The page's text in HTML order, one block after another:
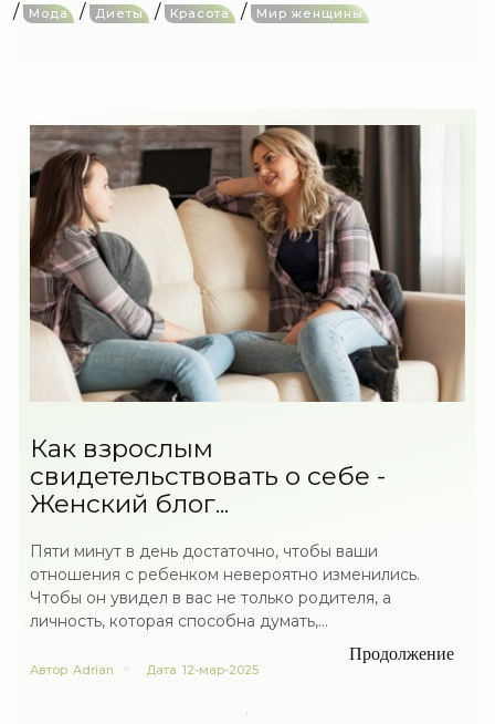
/ Мода / Диеты / Красота / Мир женщины
Как взрослым
свидетельствовать о себе -
Женский блог...
Пяти минут в день достаточно, чтобы ваши
отношения с ребенком невероятно изменились.
Чтобы он увидел в вас не только родителя, а
личность, которая способна думать,...
Продолжение
Автор Adrian Дата 12-мар-2025